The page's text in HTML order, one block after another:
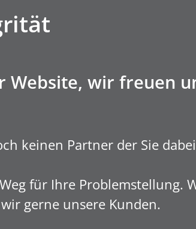
wir freuen
keinen Partner der Sie
für Ihre Problemstellung.
gerne unsere Kunden.